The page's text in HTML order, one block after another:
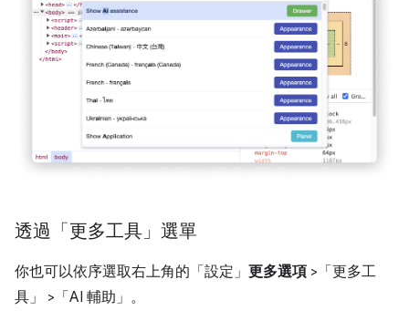
透過「更多工具」選單
你也可以依序選取右上角的「設定」 更多選項 >「更多工
具」
>「AI 輔助」 。